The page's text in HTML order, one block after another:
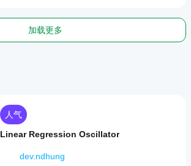
加载更多
人气
Linear Regression Oscillator
dev.ndhung